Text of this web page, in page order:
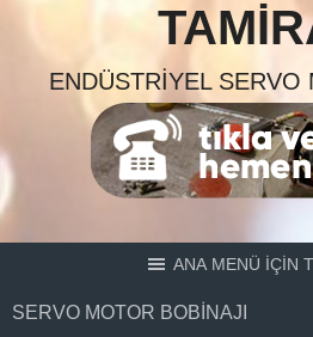
ENDÜSTRIYEL SERVO
ANA MENÜ İÇİN
SERVO MOTOR BOBINAJI